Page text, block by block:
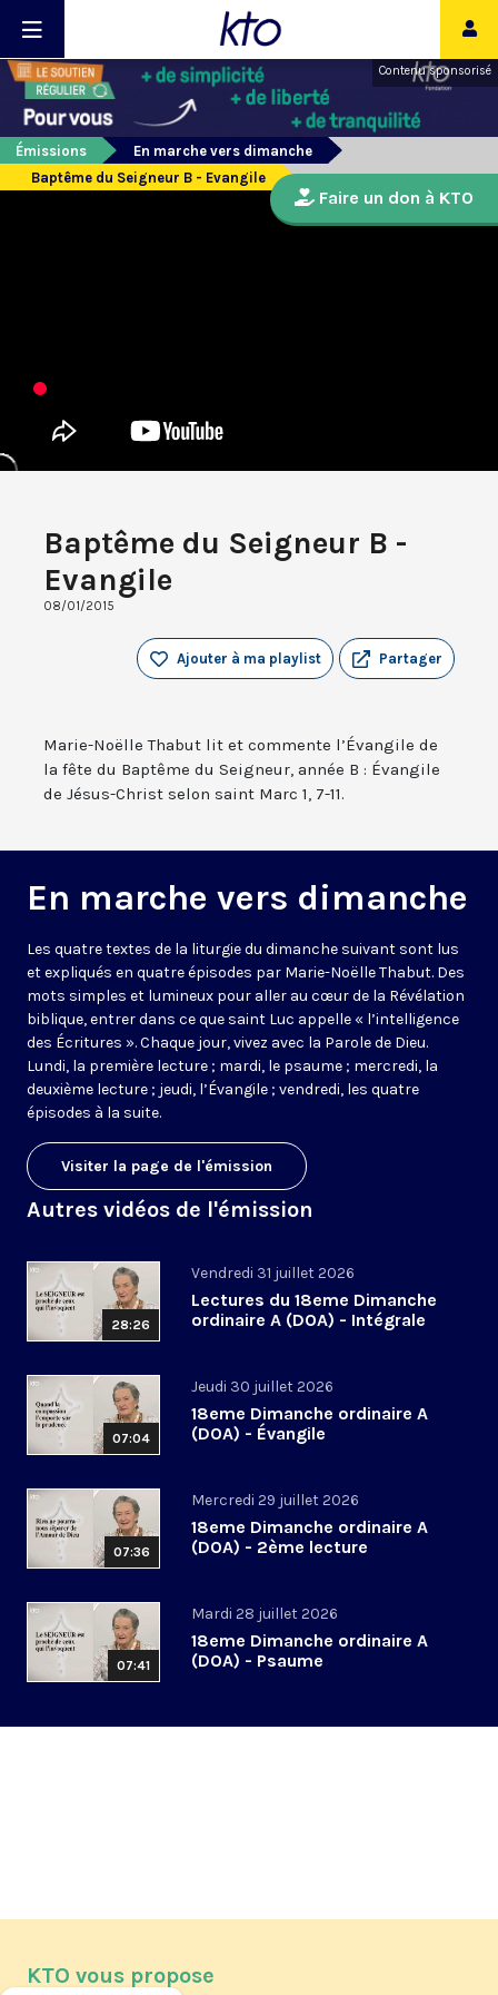
Contenu sponsorisé
Émissions
En marche vers dimanche
Baptême du Seigneur B - Evangile
Baptême du Seigneur B -
Evangile
08/01/2015
Partager
Ajouter à ma playlist
Marie-Noëlle Thabut lit et commente l’Évangile de
la fête du Baptême du Seigneur, année B : Évangile
de Jésus-Christ selon saint Marc 1, 7-11.
En marche vers dimanche
Les quatre textes de la liturgie du dimanche suivant sont lus
et expliqués en quatre épisodes par Marie-Noëlle Thabut. Des
mots simples et lumineux pour aller au cœur de la Révélation
biblique, entrer dans ce que saint Luc appelle « l’intelligence
des Écritures ». Chaque jour, vivez avec la Parole de Dieu.
Lundi, la première lecture ; mardi, le psaume ; mercredi, la
deuxième lecture ; jeudi, l’Évangile ; vendredi, les quatre
épisodes à la suite.
Visiter la page de l'émission
Autres vidéos de l'émission
28:26
Vendredi 31 juillet 2026
Lectures du 18eme Dimanche
ordinaire A (DOA) - Intégrale
07:04
Jeudi 30 juillet 2026
18eme Dimanche ordinaire A
(DOA) - Évangile
07:36
Mercredi 29 juillet 2026
18eme Dimanche ordinaire A
(DOA) - 2ème lecture
07:41
Mardi 28 juillet 2026
18eme Dimanche ordinaire A
(DOA) - Psaume
Faire un don à KTO
KTO vous propose